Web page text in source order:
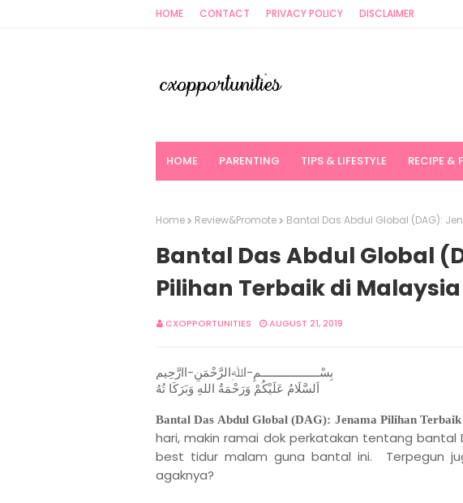
HOME CONTACT PRIVACY POLICY DISCLAIMER
HOME PARENTING TIPS & LIFESTYLE RECIPE &
Home Review&Promote Bantal Das Abdul Global (DAG):
Bantal Das Abdul Global
Pilihan Terbaik di
CXOPPORTUNITIES AUGUST 21, 2019
بِسْــــــــــــــــــمِ-اﷲِالرَّحْمَنِ-اارَّحِيم
اَلسَّلَامُ عَلَيْكُمْ وَرَحْمَةُ اللهِ وَبَرَكَا تُهُ
Bantal Das Abdul Global (DAG): Jenama Pilihan
hari, makin ramai dok perkatakan tentang bantal
best tidur malam guna bantal ini. Terpegun
agaknya?